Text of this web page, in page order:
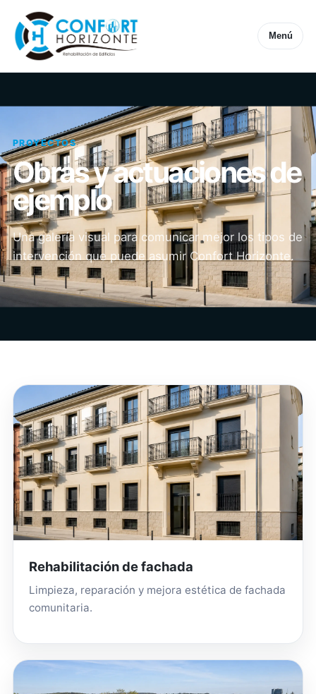
Menú
PROYECTOS
Obras y actuaciones de
ejemplo
Una galería visual para comunicar mejor los tipos de
intervención que puede asumir Confort Horizonte.
Rehabilitación de fachada
Limpieza, reparación y mejora estética de fachada
comunitaria.